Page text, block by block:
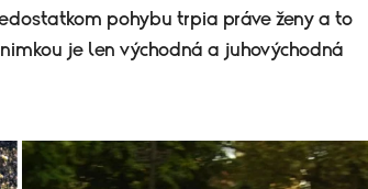
pohybu trpia práve ženy a to
je len východná a juhovýchodná